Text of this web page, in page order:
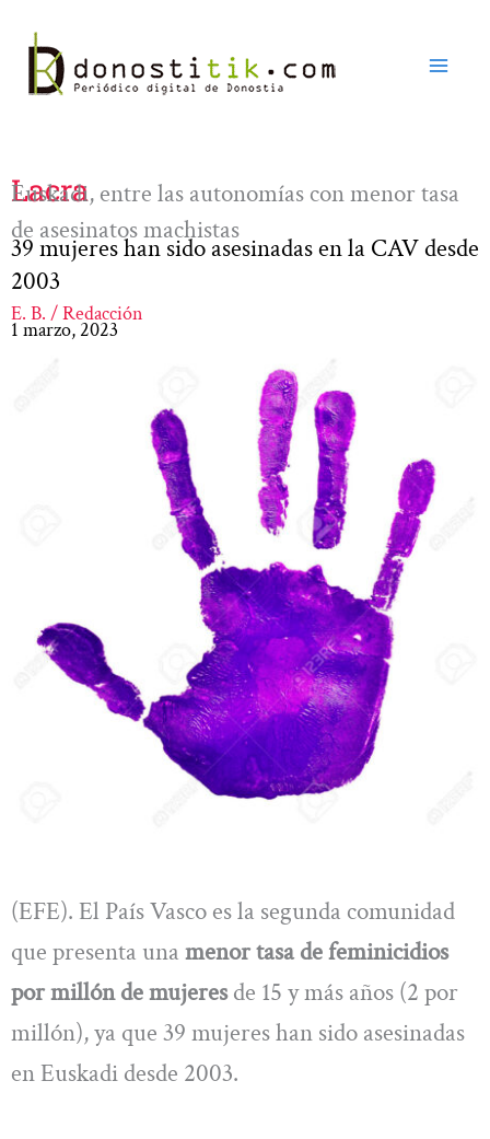
contenido
Lacra
Euskadi, entre las autonomías con menor tasa
de asesinatos machistas
39 mujeres han sido asesinadas en la CAV desde
2003
E. B. / Redacción
1 marzo, 2023
(EFE). El País Vasco es la segunda comunidad
que presenta una menor tasa de feminicidios
por millón de mujeresde 15 y más años (2 por
millón), ya que 39 mujeres han sido asesinadas
en Euskadi desde 2003.